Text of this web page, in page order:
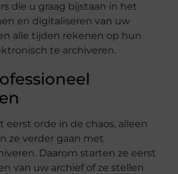
die u graag bijstaan in het
en digitaliseren van uw
alle tijden rekenen op hun
te archiveren.
eerst orde in de chaos, alleen
ze verder gaan met
Daarom starten ze eerst
van uw archief of ze stellen